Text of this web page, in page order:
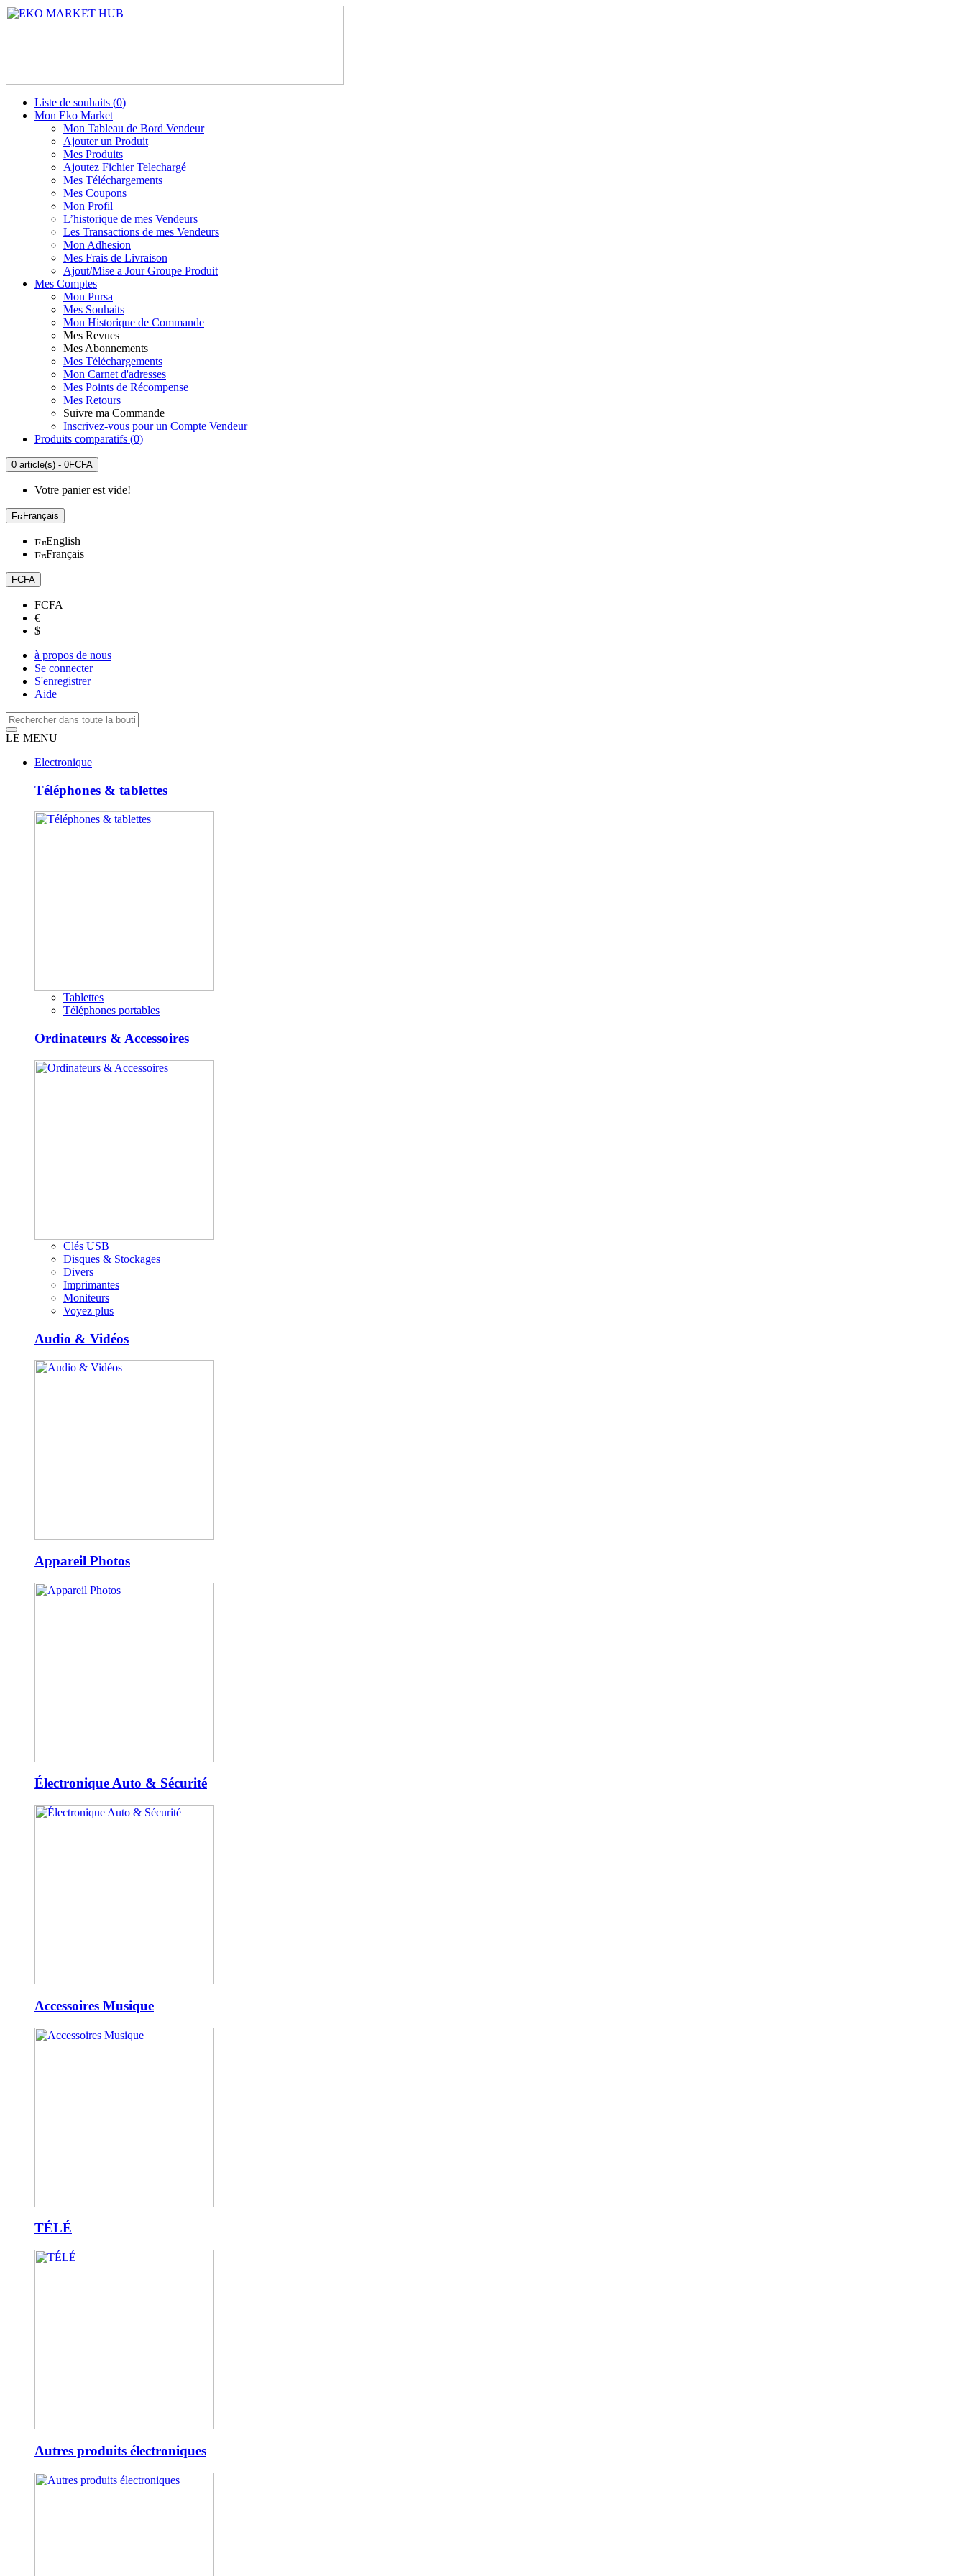
Liste de souhaits (0)
Mon Eko Market
Mon Tableau de Bord Vendeur
Ajouter un Produit
Mes Produits
Ajoutez Fichier Telechargé
Mes Téléchargements
Mes Coupons
Mon Profil
L’historique de mes Vendeurs
Les Transactions de mes Vendeurs
Mon Adhesion
Mes Frais de Livraison
Ajout/Mise a Jour Groupe Produit
Mes Comptes
Mon Pursa
Mes Souhaits
Mon Historique de Commande
Mes Revues
Mes Abonnements
Mes Téléchargements
Mon Carnet d'adresses
Mes Points de Récompense
Mes Retours
Suivre ma Commande
Inscrivez-vous pour un Compte Vendeur
Produits comparatifs (0)
0 article(s) - 0FCFA
Votre panier est vide!
Français
English
Français
FCFA
FCFA
€
$
à propos de nous
Se connecter
S'enregistrer
Aide
LE MENU
Electronique
Téléphones & tablettes
Tablettes
Téléphones portables
Ordinateurs & Accessoires
Clés USB
Disques & Stockages
Divers
Imprimantes
Moniteurs
Voyez plus
Audio & Vidéos
Appareil Photos
Électronique Auto & Sécurité
Accessoires Musique
TÉLÉ
Autres produits électroniques